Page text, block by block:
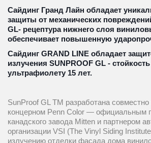
Сайдинг Гранд Лайн обладает
защиты от механических
GL- рецептура нижнего слоя
обеспечивает повышенную
Сайдинг GRAND LINE обладает
излучения SUNPROOF GL -
ультрафиолету 15 лет.
SunProof GL TM разработана
концерном Penn Color — официальным
канадского завода Mitten и партнером
организации VSI (The Vinyl Siding
излучению отделки фасада дома